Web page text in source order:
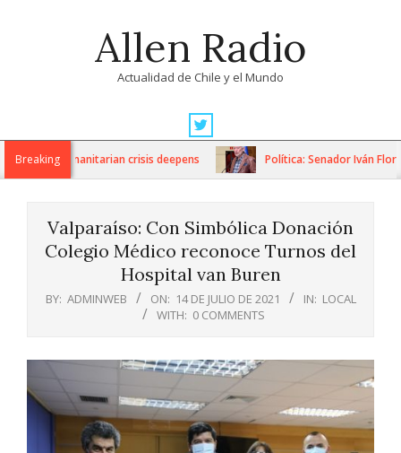
Allen Radio
Actualidad de Chile y el Mundo
Navigation
MenuBreaking
as humanitarian crisis deepens Política: Senador Iván Flores
Valparaíso: Con Simbólica Donación
Colegio Médico reconoce Turnos del
Hospital van Buren
BY: ADMINWEB ON: 14 DE JULIO DE 2021 IN: LOCAL
WITH: 0 COMMENTS